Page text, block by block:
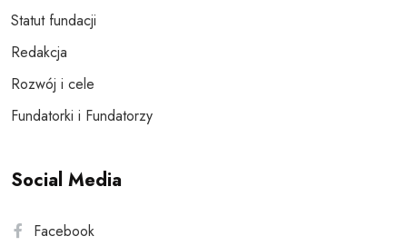
Statut fundacji
Redakcja
Rozwój i cele
Fundatorki i Fundatorzy
Social Media
Facebook